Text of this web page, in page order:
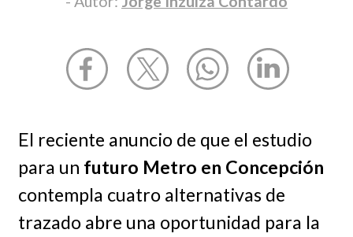
El reciente anuncio de que el estudio
para un futuro Metro en Concepción
contempla cuatro alternativas de
trazado abre una oportunidad para la